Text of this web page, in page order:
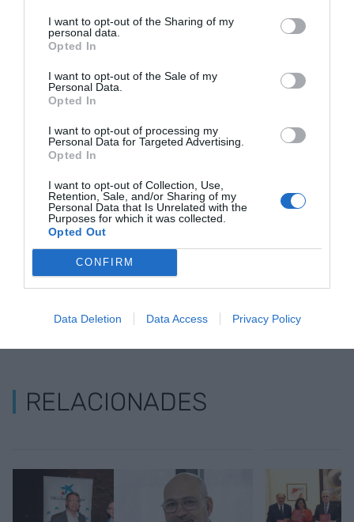
I want to opt-out of the Sharing of my
personal data.
Opted In
I want to opt-out of the Sale of my
Personal Data.
Opted In
I want to opt-out of processing my
Personal Data for Targeted Advertising.
Opted In
I want to opt-out of Collection, Use,
Retention, Sale, and/or Sharing of my
Personal Data that Is Unrelated with the
Purposes for which it was collected.
Opted Out
CONFIRM
Data Deletion Data Access Privacy Policy
comú per a la gestió de l’ajuda a partir del 2021.
aquesta data es vagi acostant”, però serà en “una
segona fase” perquè ara “el prioritari és arribar al
major nombre de llars”.
AfegirVIA Empresacom a font preferida de
Google de forma gratuïta
Estigues informat amb les últimes notícies d'actualitat
ACTIVAR ARA
RELACIONADES